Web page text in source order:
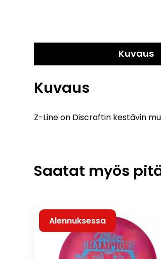
Kuvaus
Kuvaus
Z-Line on Discraftin kestävin
Saatat myös
Alennuksessa